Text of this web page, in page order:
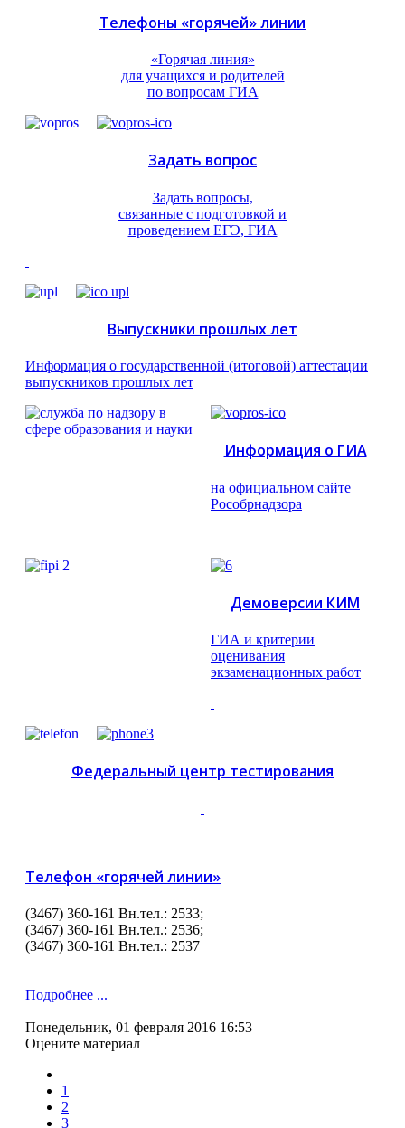
Телефоны «горячей» линии
«Горячая линия»
для учащихся и родителей
по вопросам ГИА
Задать вопрос
Задать вопросы,
связанные с подготовкой и
проведением ЕГЭ, ГИА
Выпускники прошлых лет
Информация о государственной (итоговой) аттестации
выпускников прошлых лет
Информация о ГИА
на официальном сайте
Рособрнадзора
Демоверсии КИМ
ГИА и критерии
оценивания
экзаменационных работ
Федеральный центр тестирования
Телефон «горячей линии»
(3467) 360-161 Вн.тел.: 2533;
(3467) 360-161 Вн.тел.: 2536;
(3467) 360-161 Вн.тел.: 2537
Подробнее ...
Понедельник, 01 февраля 2016 16:53
Оцените материал
1
2
3